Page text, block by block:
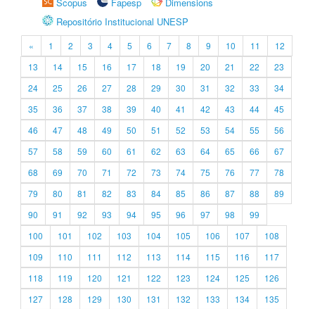
Repositório Institucional UNESP
« 1 2 3 4 5 6 7 8 9 10 11
12
13
14 15 16 17 18 19 20 21 22
23
24
25 26 27 28 29 30 31 32 33
34
35
36 37 38 39 40 41 42 43 44
45
46
47 48 49 50 51 52 53 54 55
56
57
58 59 60 61 62 63 64 65 66
67
68
69 70 71 72 73 74 75 76 77
78
79
80 81 82 83 84 85 86 87 88
89
90
91 92 93 94 95 96 97 98
99
100
101 102 103 104 105 106 107
108
109
110 111 112 113 114 115 116
117
118
119 120 121 122 123 124 125
126
127
128 129 130 131 132 133 134
135